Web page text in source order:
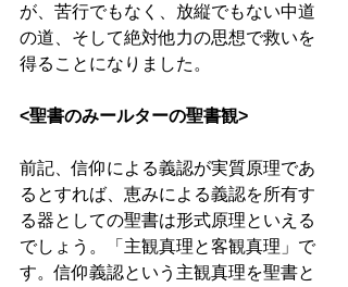
が、苦行でもなく、放縦でもない中道
の道、そして絶対他力の思想で救いを
得ることになりました。
<聖書のみールターの聖書観>
前記、信仰による義認が実質原理であ
るとすれば、恵みによる義認を所有す
る器としての聖書は形式原理といえる
でしょう。「主観真理と客観真理」で
す。信仰義認という主観真理を聖書と